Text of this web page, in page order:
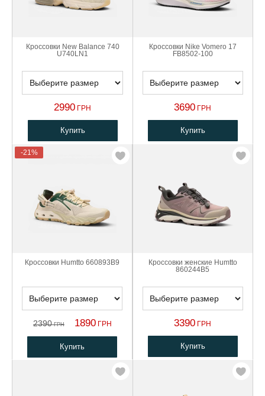
Кроссовки New Balance 740
U740LN1
2990 ГРН
Купить
Кроссовки Nike Vomero 17
FB8502-100
3690 ГРН
Купить
-21%
Кроссовки Humtto 660893B9
2390ГРН 1890ГРН
Купить
Кроссовки женские Humtto
860244B5
3390 ГРН
Купить